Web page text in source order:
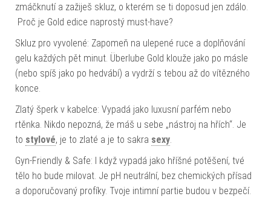
zmáčknutí a zažiješ skluz, o kterém se ti doposud jen zdálo.
Proč je Gold edice naprostý must-have?
Skluz pro vyvolené: Zapomeň na ulepené ruce a doplňování
gelu každých pět minut. Überlube Gold klouže jako po másle
(nebo spíš jako po hedvábí) a vydrží s tebou až do vítězného
konce.
Zlatý šperk v kabelce: Vypadá jako luxusní parfém nebo
rtěnka. Nikdo nepozná, že máš u sebe „nástroj na hřích“. Je
to stylové, je to zlaté a je to sakra sexy
Gyn-Friendly & Safe: I když vypadá jako hříšné potěšení, tvé
tělo ho bude milovat. Je pH neutrální, bez chemických přísad
a doporučovaný profíky. Tvoje intimní partie budou v bezpečí.